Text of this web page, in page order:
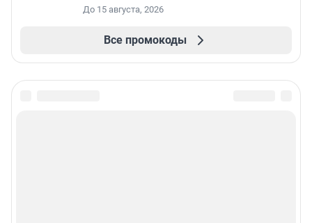
До 15 августа, 2026
Все промокоды